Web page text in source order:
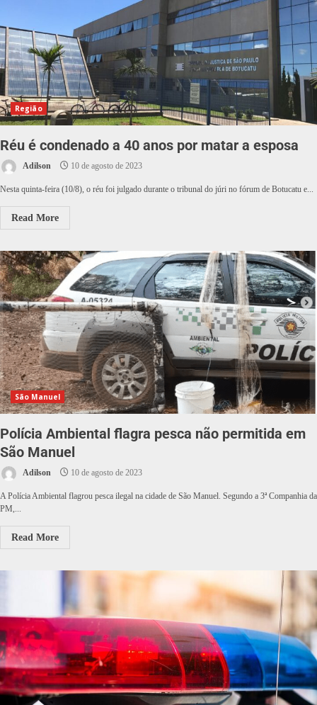
Região
Réu é condenado a 40 anos por matar a esposa
Adilson 10 de agosto de 2023
Nesta quinta-feira (10/8), o réu foi julgado durante o tribunal do júri no fórum de Botucatu e...
Read More
São Manuel
Polícia Ambiental flagra pesca não permitida em
São Manuel
Adilson 10 de agosto de 2023
A Polícia Ambiental flagrou pesca ilegal na cidade de São Manuel. Segundo a 3ª Companhia da
PM,...
Read More